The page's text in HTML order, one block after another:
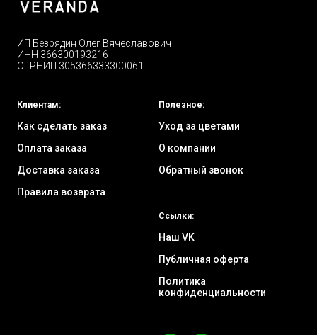
ИП Безрядин Олег Вячеславович
ИНН 366300193216
ОГРНИП 305366333300061
Клиентам:
Как сделать заказ
Оплата заказа
Доставка заказа
Правила возврата
Полезное:
Уход за цветами
О компании
Обратный звонок
Ссылки:
Наш VK
Публичная оферта
Политика
конфиденциальности